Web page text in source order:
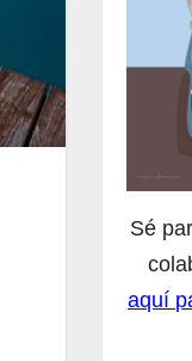
Sé
aquí